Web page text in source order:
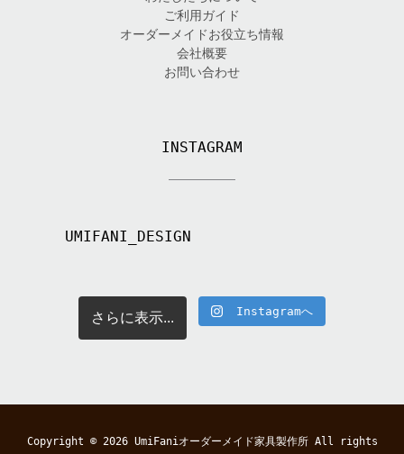
ご利用ガイド
オーダーメイドお役立ち情報
会社概要
お問い合わせ
INSTAGRAM
UMIFANI_DESIGN
さらに表示... Instagramへ
Copyright © 2026 UmiFaniオーダーメイド家具製作所All rights